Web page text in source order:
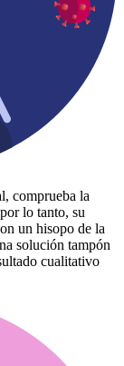
comprueba la
lo tanto, su
un hisopo de la
solución tampón
cualitativo